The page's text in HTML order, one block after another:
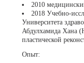
2010
2018 Учебно-
Университета
Абдулхамида Хана
пластической
Опыт: